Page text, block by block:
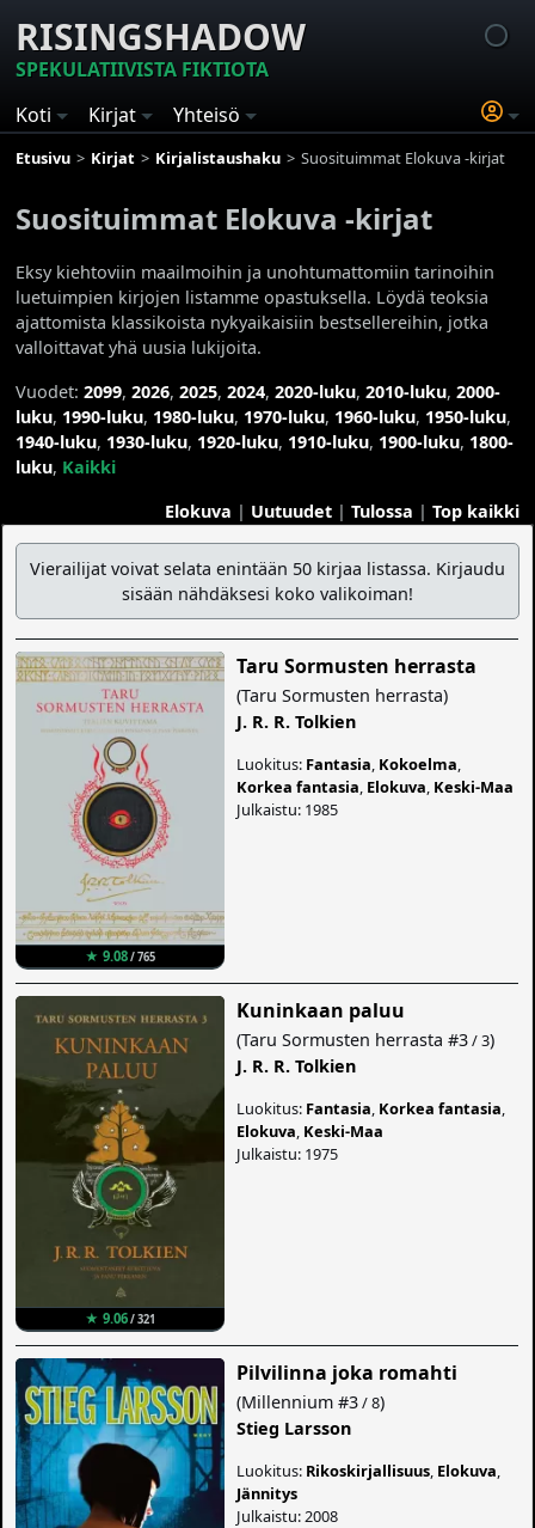
RISINGSHADOW
SPEKULATIIVISTA FIKTIOTA
Koti
Kirjat Yhteisö
Etusivu Kirjat Kirjalistaushaku Suosituimmat Elokuva -kirjat
Suosituimmat Elokuva -kirjat
Eksy kiehtoviin maailmoihin ja unohtumattomiin tarinoihin
luetuimpien kirjojen listamme opastuksella. Löydä teoksia
ajattomista klassikoista nykyaikaisiin bestsellereihin, jotka
valloittavat yhä uusia lukijoita.
Vuodet:2099,2026,2025,2024,2020-luku,2010-luku,2000-
luku, 1990-luku, 1980-luku, 1970-luku, 1960-luku, 1950-luku,
1940-luku, 1930-luku, 1920-luku, 1910-luku, 1900-luku, 1800-
luku, Kaikki
Elokuva | Uutuudet| Tulossa | Top kaikki
Vierailijat voivat selata enintään 50 kirjaa listassa. Kirjaudu
sisään nähdäksesi koko valikoiman!
★ 9.08/ 765
Taru Sormusten herrasta
(Taru Sormusten herrasta)
J. R. R. Tolkien
Luokitus: Fantasia Kokoelma
Korkea fantasia Elokuva Keski-Maa
Julkaistu: 1985
★ 9.06/ 321
Kuninkaan paluu
(Taru Sormusten herrasta #3/ 3)
J. R. R. Tolkien
Luokitus: Fantasia Korkea fantasia
Elokuva Keski-Maa
Julkaistu: 1975
Pilvilinna joka romahti
(Millennium #3/ 8)
Stieg Larsson
Luokitus: Rikoskirjallisuus Elokuva
Jännitys
Julkaistu: 2008